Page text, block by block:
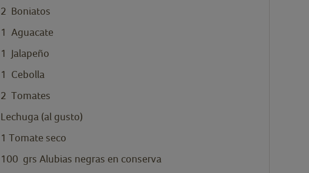
2 Boniatos
1 Aguacate
1 Jalapeño
1 Cebolla
2 Tomates
Lechuga (al gusto)
1 Tomate seco
100 grs Alubias negras en conserva